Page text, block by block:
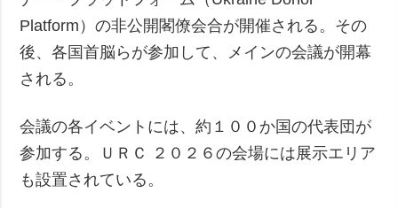
Platform）の非公開閣僚会合が開催される。その
後、各国首脳らが参加して、メインの会議が開幕
される。
会議の各イベントには、約１００か国の代表団が
参加する。ＵＲＣ ２０２６の会場には展示エリア
も設置されている。